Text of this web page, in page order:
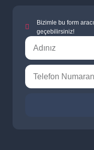
Bizimle bu form
geçebilirsiniz!